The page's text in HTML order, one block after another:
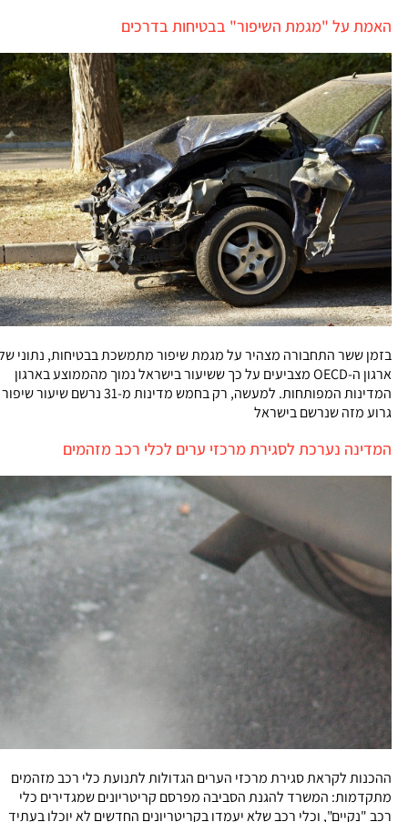
האמת על "מגמת השיפור" בבטיחות בדרכים
בזמן ששר התחבורה מצהיר על מגמת שיפור מתמשכת בבטיחות, נתוני של
ארגון ה-OECD מצביעים על כך ששיעור בישראל נמוך מהממוצע בארגון
המדינות המפותחות. למעשה, רק בחמש מדינות מ-31 נרשם שיעור שיפור
גרוע מזה שנרשם בישראל
המדינה נערכת לסגירת מרכזי ערים לכלי רכב מזהמים
ההכנות לקראת סגירת מרכזי הערים הגדולות לתנועת כלי רכב מזהמים
מתקדמות: המשרד להגנת הסביבה מפרסם קריטריונים שמגדירים כלי
רכב "נקיים", וכלי רכב שלא יעמדו בקריטריונים החדשים לא יוכלו בעתיד